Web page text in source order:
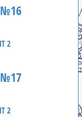
№16
2
№17
2